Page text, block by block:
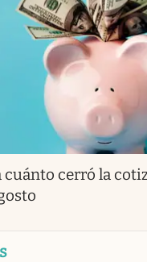
cuánto cerró la